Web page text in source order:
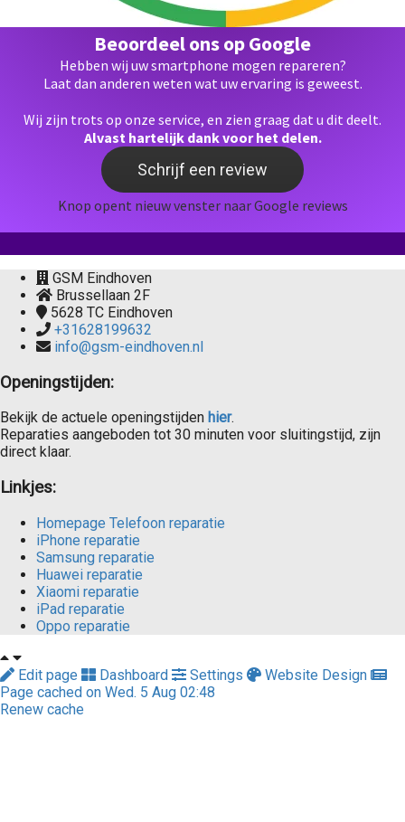
Beoordeel ons op Google
Hebben wij uw smartphone mogen repareren?
Laat dan anderen weten wat uw ervaring is geweest.
Wij zijn trots op onze service, en zien graag dat u dit deelt.
Alvast hartelijk dank voor het delen.
Schrijf een review
Knop opent nieuw venster naar Google reviews
GSM Eindhoven
Brussellaan 2F
5628 TC Eindhoven
+31628199632
info@gsm-eindhoven.nl
Openingstijden:
Bekijk de actuele openingstijden hier.
Reparaties aangeboden tot 30 minuten voor sluitingstijd, zijn
direct klaar.
Linkjes:
Homepage Telefoon reparatie
iPhone reparatie
Samsung reparatie
Huawei reparatie
Xiaomi reparatie
iPad reparatie
Oppo reparatie
Edit page Dashboard Settings
Website Design
Page cached on Wed. 5 Aug 02:48
Renew cache